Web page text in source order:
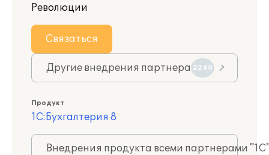
Революции
Связаться
Другие внедрения партнера 2240
Продукт
1С:Бухгалтерия 8
Внедрения продукта всеми партнерами